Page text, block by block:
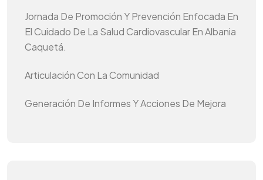
Jornada De Promoción Y Prevención Enfocada En
El Cuidado De La Salud Cardiovascular En Albania
Caquetá.
Articulación Con La Comunidad
Generación De Informes Y Acciones De Mejora